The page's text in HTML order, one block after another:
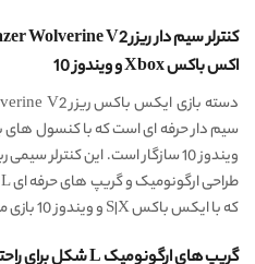
اکس باکس Xbox و ویندوز 10
که با ایکس باکس S|X و ویندوز 10 بازی می کنند.